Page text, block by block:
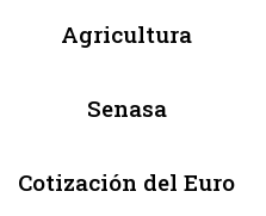
Agricultura
Senasa
Cotización del Euro